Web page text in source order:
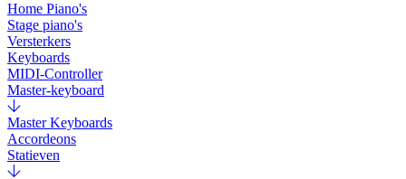
Home Piano's
Stage piano's
Versterkers
Keyboards
MIDI-Controller
Master-keyboard
Master Keyboards
Accordeons
Statieven